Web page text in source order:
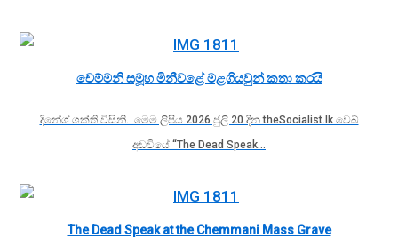
චෙම්මනි සමූහ මිනීවළේ මළගියවුන් කතා කරයි
දිනේශ් ශක්ති විසිනි. මෙම ලිපිය 2026 ජුලි 20 දින theSocialist.lk වෙබ්
අඩවියේ “The Dead Speak…
The Dead Speak at the Chemmani Mass Grave